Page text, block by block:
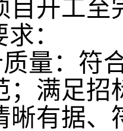
目开工
：
质量：符
；满足招
晰有据、